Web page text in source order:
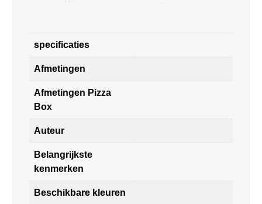
specificaties
Afmetingen
Afmetingen Pizza
Box
Auteur
Belangrijkste
kenmerken
Beschikbare kleuren